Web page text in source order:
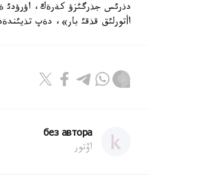
دذرئس جذرگئزؤ كةرةك، اؤرؤدئ
اأتورلئق قذقئ بار»، دةپ
без автора
اۆتور